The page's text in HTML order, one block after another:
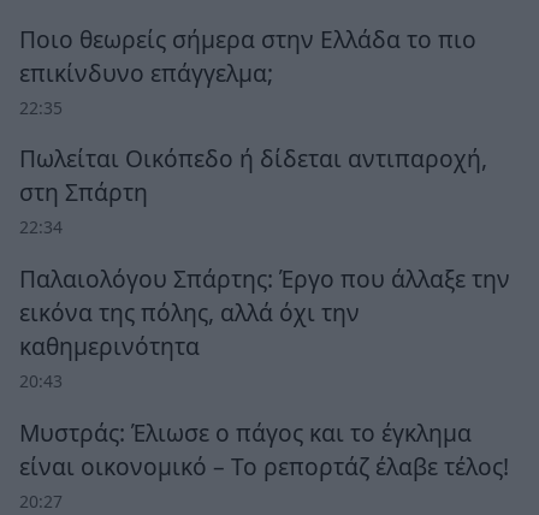
Ποιο θεωρείς σήμερα στην Ελλάδα το πιο
επικίνδυνο επάγγελμα;
22:35
Πωλείται Οικόπεδο ή δίδεται αντιπαροχή,
στη Σπάρτη
22:34
Παλαιολόγου Σπάρτης: Έργο που άλλαξε την
εικόνα της πόλης, αλλά όχι την
καθημερινότητα
20:43
Μυστράς: Έλιωσε ο πάγος και το έγκλημα
είναι οικονομικό – Το ρεπορτάζ έλαβε τέλος!
20:27